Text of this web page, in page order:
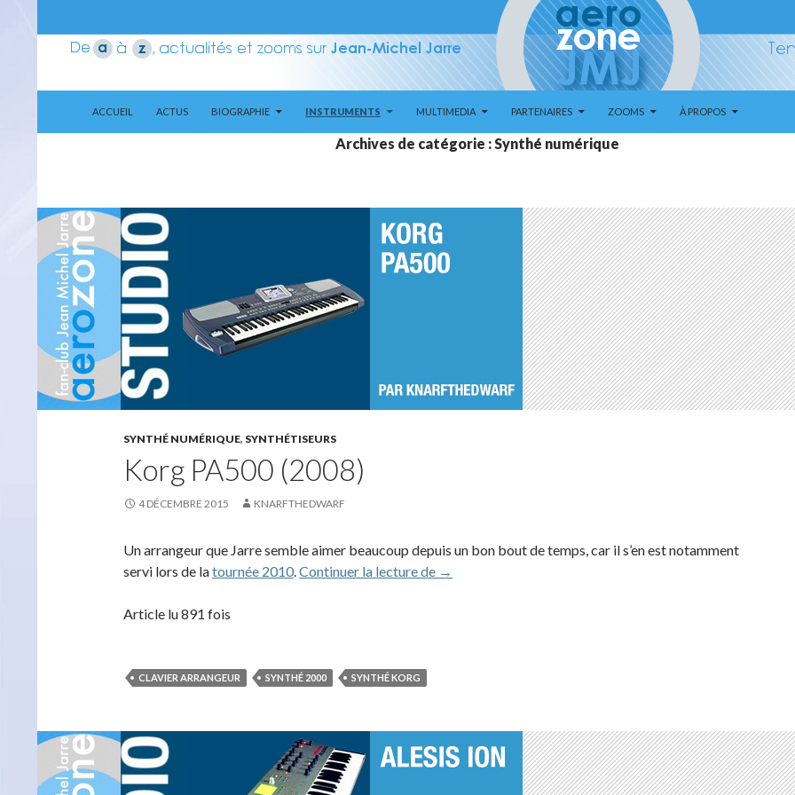
Aerozone JMJ
ACCUEIL
ACTUS BIOGRAPHIE INSTRUMENTS MULTIMEDIA PARTENAIRES ZOOMS À PROPOS
Archives de catégorie : Synthé numérique
SYNTHÉ NUMÉRIQUE, SYNTHÉTISEURS
Korg PA500 (2008)
4 DÉCEMBRE 2015 KNARFTHEDWARF
Un arrangeur que Jarre semble aimer beaucoup depuis un bon bout de temps, car il s’en est notamment
servi lors de latournée 2010.Continuer la lecture de Korg PA500 (2008)
→
Article lu 891 fois
CLAVIER ARRANGEUR SYNTHÉ 2000 SYNTHÉ KORG